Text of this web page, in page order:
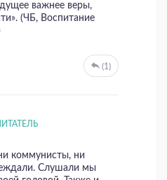
важнее веры,
(ЧБ, Воспитание
(1)
коммунисты, ни
Слушали мы